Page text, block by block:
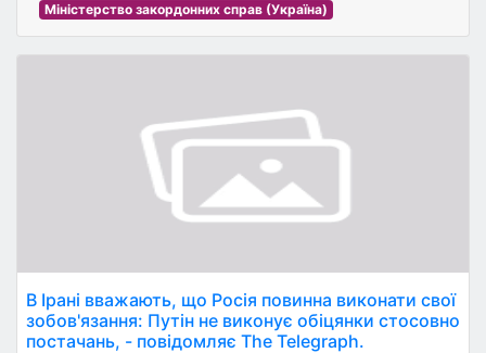
Міністерство закордонних справ (Україна)
В Ірані вважають, що Росія повинна виконати свої
зобов'язання: Путін не виконує обіцянки стосовно
постачань, - повідомляє The Telegraph.